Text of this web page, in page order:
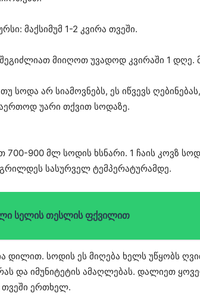
მაქსიმუმ 1-2 კვირა თვეში.
მიიღოთ უვადოდ კვირაში 1 დღე.
სოდა არ სიამოვნებს, ეს იწვევს
უარი თქვით სოდაზე.
900 მლ სოდის ხსნარი. 1 ჩაის კოვზ
სასურველ ტემპერატურამდე.
სელის თესლის ფქვილით
სოდის ეს მიღება ხელს უწყობს
და იმუნიტეტის ამაღლებას. დალიეთ
თვეში ერთხელ.